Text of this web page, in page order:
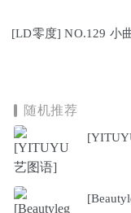
[LD零度] NO.129 小
随机推荐